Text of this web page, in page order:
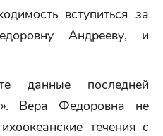
вступиться за
Андрееву, и
последней
Вера Федоровна не
течения с